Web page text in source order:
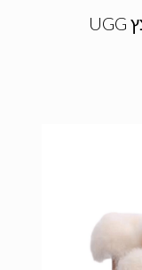
מגפי האגג דגם פפיון נוצץ UGG